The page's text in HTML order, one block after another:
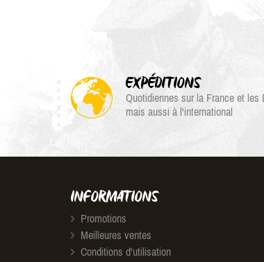
EXPÉDITIONS
Quotidiennes sur la France et les
mais aussi à l'international
INFORMATIONS
Promotions
Meilleures ventes
Conditions d'utilisation